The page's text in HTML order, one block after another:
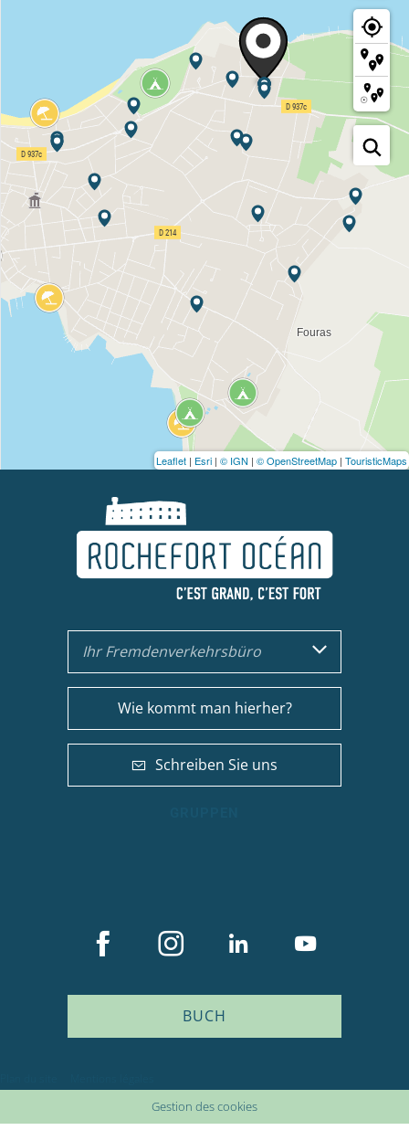
Beschreibung
Leaflet | Esri | © IGN | © OpenStreetMap | TouristicMaps
Ihr Fremdenverkehrsbüro
Wie kommt man hierher?
Schreiben Sie uns
BUCH
Gestion des cookies